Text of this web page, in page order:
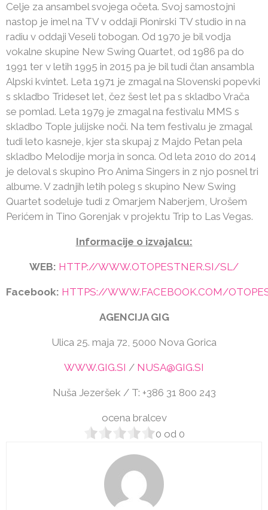
Celje za ansambel svojega očeta. Svoj samostojni
nastop je imel na TV v oddaji Pionirski TV studio in na
radiu v oddaji Veseli tobogan. Od 1970 je bil vodja
vokalne skupine New Swing Quartet, od 1986 pa do
1991 ter v letih 1995 in 2015 pa je bil tudi član ansambla
Alpski kvintet. Leta 1971 je zmagal na Slovenski popevki
s skladbo Trideset let, čez šest let pa s skladbo Vrača
se pomlad. Leta 1979 je zmagal na festivalu MMS s
skladbo Tople julijske noči. Na tem festivalu je zmagal
tudi leto kasneje, kjer sta skupaj z Majdo Petan pela
skladbo Melodije morja in sonca. Od leta 2010 do 2014
je deloval s skupino Pro Anima Singers in z njo posnel tri
albume. V zadnjih letih poleg s skupino New Swing
Quartet sodeluje tudi z Omarjem Naberjem, Urošem
Perićem in Tino Gorenjak v projektu Trip to Las Vegas.
Informacije o izvajalcu:
WEB: HTTP://WWW.OTOPESTNER.SI/SL/
Facebook: HTTPS://WWW.FACEBOOK.COM/
AGENCIJA GIG
Ulica 25. maja 72, 5000 Nova Gorica
WWW.GIG.SI / NUSA@GIG.SI
Nuša Jezeršek / T: +386 31 800 243
ocena bralcev
0 od 0